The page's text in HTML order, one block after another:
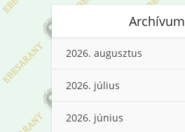
Archívum
2026. augusztus
2026. július
2026. június